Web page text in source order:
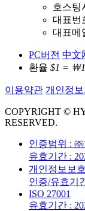
호스팅
대표번
대표메
PC버전 中文
환율 $1 = ￦
이용약관 개인정
COPYRIGHT ©
RESERVED.
인증범위 :
유효기간 :
개인정보보
인증/유효기
ISO 27001
유효기간 :